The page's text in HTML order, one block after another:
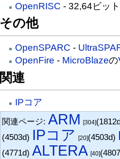
OpenRISC - 32,64ビット
その他
OpenSPARC -
OpenFire - MicroBlazeの
関連
IPコア
関連ページ:ARM [304]
(4503d) IPコア [20](4503d)
(4771d)ALTERA [40]